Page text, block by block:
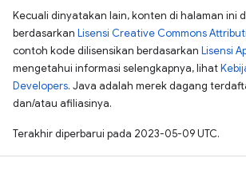
Kecuali dinyatakan lain, konten di halaman ini
berdasarkan Lisensi Creative Commons
contoh kode dilisensikan berdasarkan Lisensi
mengetahui informasi selengkapnya, lihat
Developers. Java adalah merek dagang
dan/atau afiliasinya.
Terakhir diperbarui pada 2023-05-09 UTC.